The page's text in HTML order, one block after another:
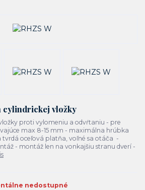
cylindrickej vložky
proti vylomeniu a odvŕtaniu - pre
max 8-15 mm - maximálna hrúbka
oceľová platňa, voľné sa otáča -
- montáž len na vonkajšiu stranu dverí -
nedostupné